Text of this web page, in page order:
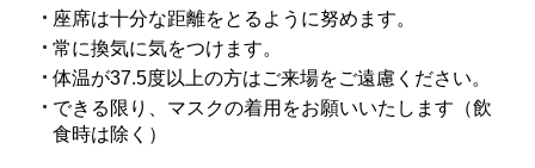
座席は十分な距離をとるように努めます。
常に換気に気をつけます。
体温が37.5度以上の方はご来場をご遠慮ください。
できる限り、マスクの着用をお願いいたします（飲
食時は除く）